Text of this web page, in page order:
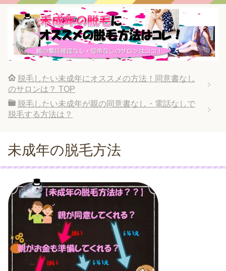
脱毛したい未成年にオススメの方法！同意書なし
のサロンは？ TOP
脱毛したい未成年が親の同意書なし・電話なしで
脱毛する方法は？
未成年の脱毛方法